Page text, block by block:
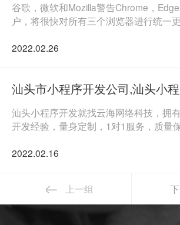
谷歌，微软和Mozilla警告Chrome，
户，将很快对所有三个浏览器进行统一
2022.02.26
汕头市小程序开发公司,汕头小
汕头小程序开发就找云海网络科技，拥
开发经验，量身定制，1对1服务，质量
2022.02.16
上一组
企业微信二次开发请找云海网络科技微信定
为什么要做小程序？汕头小程序开发哪家公
汕头定制化app开发需要注意些什么？
汕头小程序开发告诉你怎么找到抖音小程序